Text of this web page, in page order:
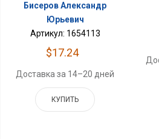
Бисеров Александр
Юрьевич
Артикул: 1654113
$17.24
Доставка за 14–20 дней
КУПИТЬ